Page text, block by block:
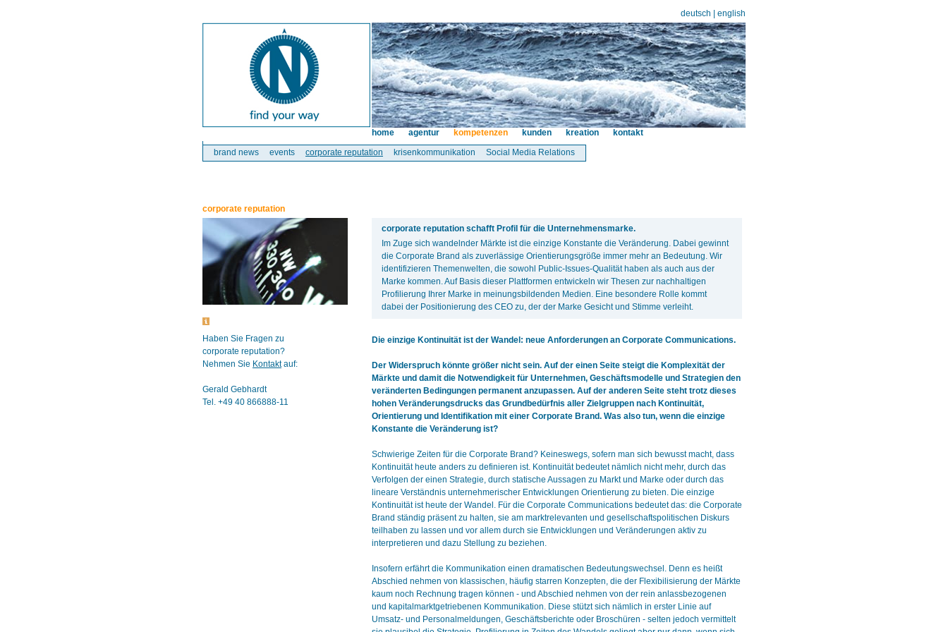
brand news events corporate reputation krisenkommunikation Social Media Relations
deutsch english
home agentur kompetenzen kunden kreation kontakt
corporate reputation
Haben Sie Fragen zu
corporate reputation?
Nehmen Sie Kontaktauf:
Gerald Gebhardt
Tel. +49 40 866888-11
corporate reputation schafft Profil für die Unternehmensmarke.
Im Zuge sich wandelnder Märkte ist die einzige Konstante die Veränderung. Dabei gewinnt
die Corporate Brand als zuverlässige Orientierungsgröße immer mehr an Bedeutung. Wir
identifizieren Themenwelten, die sowohl Public-Issues-Qualität haben als auch aus der
Marke kommen. Auf Basis dieser Plattformen entwickeln wir Thesen zur nachhaltigen
Profilierung Ihrer Marke in meinungsbildenden Medien. Eine besondere Rolle kommt
dabei der Positionierung des CEO zu, der der Marke Gesicht und Stimme verleiht.
Die einzige Kontinuität ist der Wandel: neue Anforderungen an Corporate Communications.
Der Widerspruch könnte größer nicht sein. Auf der einen Seite steigt die Komplexität der
Märkte und damit die Notwendigkeit für Unternehmen, Geschäftsmodelle und Strategien den
veränderten Bedingungen permanent anzupassen. Auf der anderen Seite steht trotz dieses
hohen Veränderungsdrucks das Grundbedürfnis aller Zielgruppen nach Kontinuität,
Orientierung und Identifikation mit einer Corporate Brand. Was also tun, wenn die einzige
Konstante die Veränderung ist?
Schwierige Zeiten für die Corporate Brand? Keineswegs, sofern man sich bewusst macht, dass
Kontinuität heute anders zu definieren ist. Kontinuität bedeutet nämlich nicht mehr, durch das
Verfolgen der einen Strategie, durch statische Aussagen zu Markt und Marke oder durch das
lineare Verständnis unternehmerischer Entwicklungen Orientierung zu bieten. Die einzige
Kontinuität ist heute der Wandel. Für die Corporate Communications bedeutet das: die Corporate
Brand ständig präsent zu halten, sie am marktrelevanten und gesellschaftspolitischen Diskurs
teilhaben zu lassen und vor allem durch sie Entwicklungen und Veränderungen aktiv zu
interpretieren und dazu Stellung zu beziehen.
Insofern erfährt die Kommunikation einen dramatischen Bedeutungswechsel. Denn es heißt
Abschied nehmen von klassischen, häufig starren Konzepten, die der Flexibilisierung der Märkte
kaum noch Rechnung tragen können - und Abschied nehmen von der rein anlassbezogenen
und kapitalmarktgetriebenen Kommunikation. Diese stützt sich nämlich in erster Linie auf
Umsatz- und Personalmeldungen, Geschäftsberichte oder Broschüren - selten jedoch vermittelt